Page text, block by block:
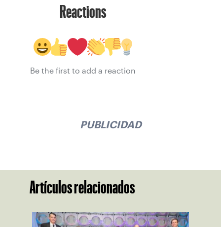
Reactions
Be the first to add a reaction
PUBLICIDAD
Artículos relacionados